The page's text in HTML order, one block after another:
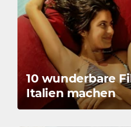
10 wunderbare
Italien machen